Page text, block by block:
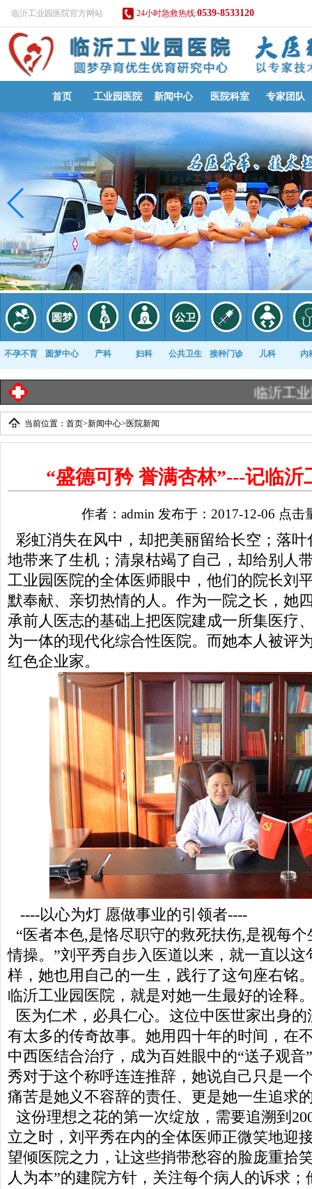
临沂工业园医院官方网站 24小时急救热线:0539-8533120
首页 工业园医院 新闻中心 医院科室 专家团队
不孕不育 圆梦中心 产科 妇科 公共卫生 接种门诊 儿科 内
康复科
临沂工业园医
当前位置： 首页>新闻中心> 医院新闻
“盛德可矜 誉满杏林”---记临沂
作者：admin 发布于：2017-12-06 点击
彩虹消失在风中，却把美丽留给长空；落
地带来了生机；清泉枯竭了自己，却给别人
工业园医院的全体医师眼中，他们的院长刘
默奉献、亲切热情的人。作为一院之长，她
承前人医志的基础上把医院建成一所集医疗
为一体的现代化综合性医院。而她本人被评
红色企业家。
----以心为灯 愿做事业的引领者----
“医者本色,是恪尽职守的救死扶伤,是视每
情操。”刘平秀自步入医道以来，就一直以这
样，她也用自己的一生，践行了这句座右铭
临沂工业园医院，就是对她一生最好的诠释
医为仁术，必具仁心。这位中医世家出身
有太多的传奇故事。她用四十年的时间，在
中西医结合治疗，成为百姓眼中的“送子观音
秀对于这个称呼连连推辞，她说自己只是一
痛苦是她义不容辞的责任、更是她一生追求
这份理想之花的第一次绽放，需要追溯到
立之时，刘平秀在内的全体医师正微笑地迎
望倾医院之力，让这些捎带愁容的脸庞重拾
人为本”的建院方针，关注每个病人的诉求